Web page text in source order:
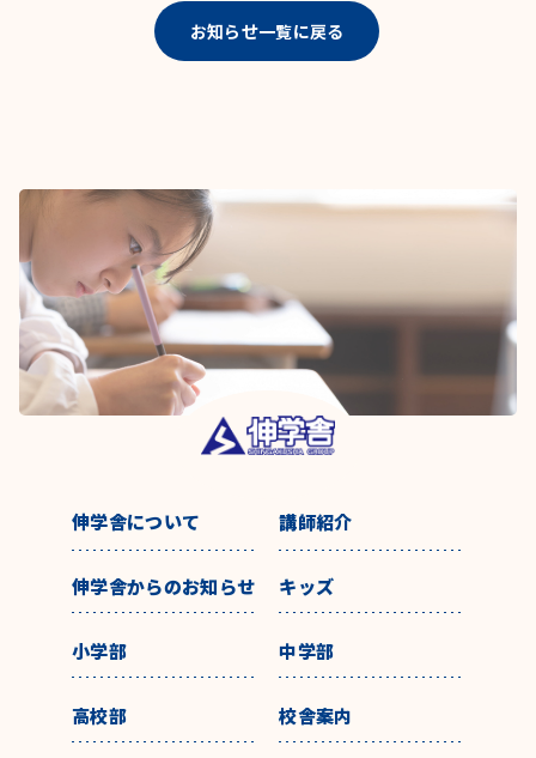
お知らせ一覧に戻る
伸学舎について 講師紹介
伸学舎からのお知らせ キッズ
小学部 中学部
高校部 校舎案内